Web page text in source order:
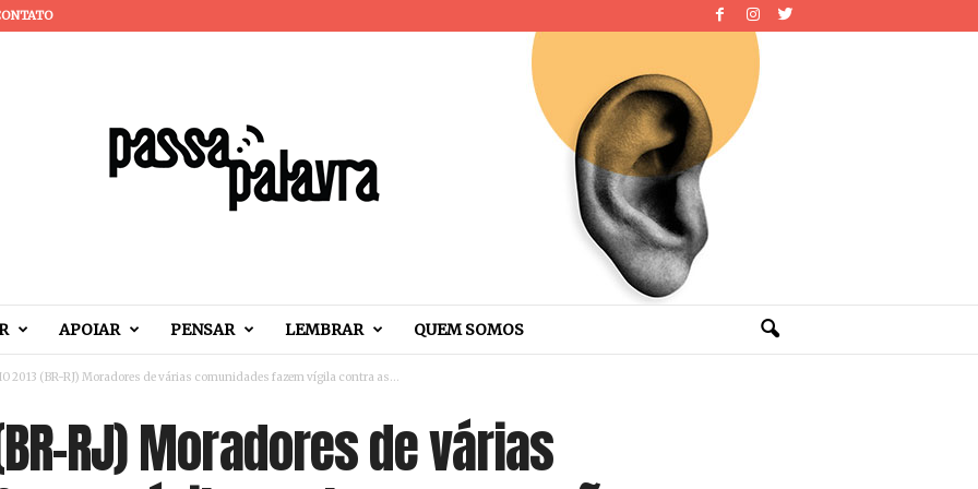
APOIAR PENSAR LEMBRAR QUEM SOMOS
2013 (BR-RJ) Moradores de várias comunidades fazem vígila contra as...
RJ) Moradores de várias